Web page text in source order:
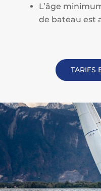
L’âge
de bateau est
TARIFS